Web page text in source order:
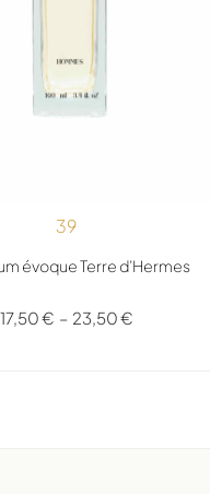
39
évoque Terre d’Hermes
17,50€ – 23,50€